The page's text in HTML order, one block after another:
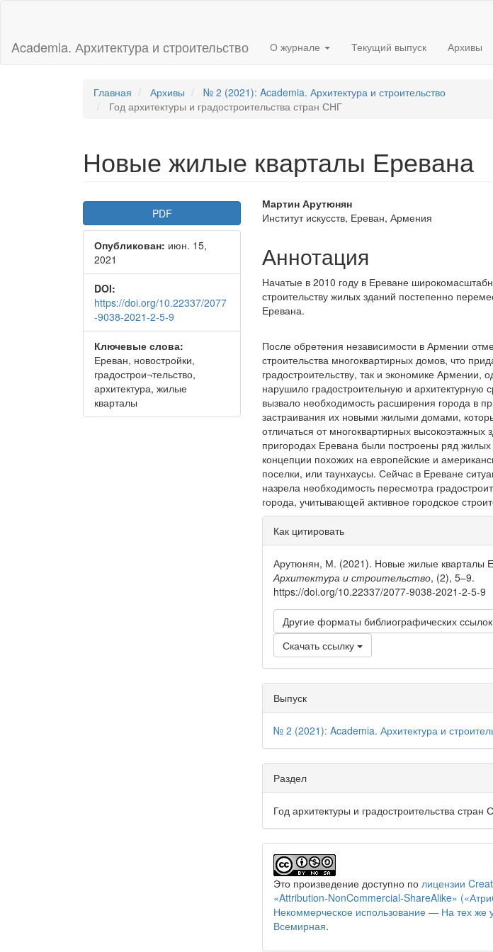
Основное
содержимое
Academia. Архитектура и строительство О журнале Текущий выпуск Архивы
Главная Архивы
№ 2 (2021): Academia. Архитектура и строительство
Год архитектуры и градостроительства стран СНГ
Новые жилые кварталы Еревана
Боковая
панель
статьи
PDF
Опубликован: июн. 15,
2021
DOI:
https://doi.org/10.22337/2077
-9038-2021-2-5-9
Ключевые слова:
Ереван, новостройки,
градострои¬тельство,
архитектура, жилые
кварталы
Основное
содержимое
статьи
Мартин Арутюнян
Институт искусств, Ереван, Армения
Аннотация
Начатые в 2010 году в Ереване
строительству жилых зданий постепенно
Еревана.
После обретения независимости в Армении
строительства многоквартирных домов, что
градостроительству, так и экономике Армении,
нарушило градо­строительную и архитектурную
вызвало необходимость расширения города в
застраивания их новыми жилыми домами,
отличаться от многоквартирных высокоэтажных
пригородах Еревана были постро­ены ряд жилых
концепции похожих на европейские и
поселки, или таунхаусы. Сейчас в Ереване
назрела необходимость пересмотра
города, учитывающей активное городское
Информация
о статье
Как цитировать
Арутюнян, М. (2021). Новые жилые кварталы
Архитектура и строительство, (2), 5–9.
https://doi.org/10.22337/2077-9038-2021-2-5-9
Другие форматы библиографических
Скачать ссылку
Выпуск
№ 2 (2021): Academia. Архитектура и
Раздел
Год архитектуры и градостроительства стран
Это произведение доступно полицензии
«Attribution-NonCommercial-ShareAlike»
Некоммерческое использование — На тех же
Всемирная.